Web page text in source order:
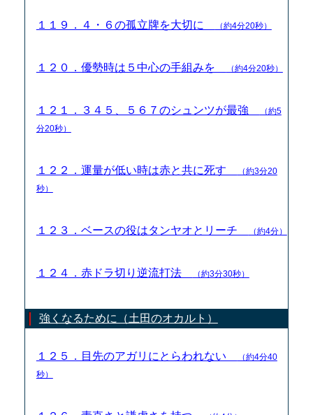
１１９．４・６の孤立牌を大切に （約4分20秒）
１２０．優勢時は５中心の手組みを （約4分20秒）
１２１．３４５、５６７のシュンツが最強
（約5
分20秒）
１２２．運量が低い時は赤と共に死す
（約3分20
秒）
１２３．ベースの役はタンヤオとリーチ （約4分）
１２４．赤ドラ切り逆流打法 （約3分30秒）
強くなるために（土田のオカルト）
１２５．目先のアガリにとらわれない
（約4分40
秒）